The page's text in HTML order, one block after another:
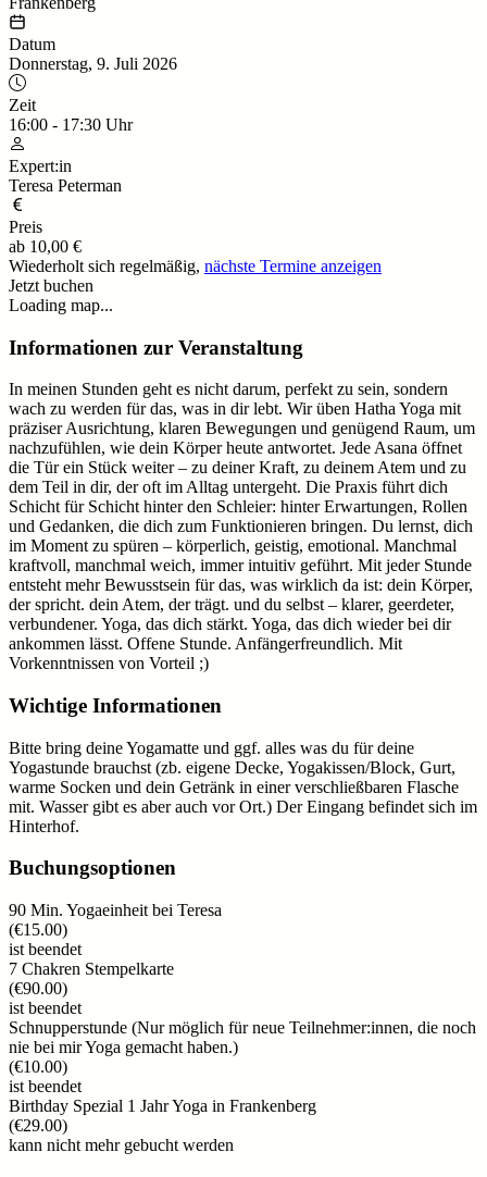
Datum
Donnerstag, 9. Juli 2026
Zeit
16:00 - 17:30 Uhr
Expert:in
Teresa Peterman
Preis
ab 10,00 €
Wiederholt sich regelmäßig, nächste Termine anzeigen
Jetzt buchen
Loading map...
Informationen zur Veranstaltung
In meinen Stunden geht es nicht darum, perfekt zu sein, sondern
wach zu werden für das, was in dir lebt. Wir üben Hatha Yoga mit
präziser Ausrichtung, klaren Bewegungen und genügend Raum, um
nachzufühlen, wie dein Körper heute antwortet. Jede Asana öffnet
die Tür ein Stück weiter – zu deiner Kraft, zu deinem Atem und zu
dem Teil in dir, der oft im Alltag untergeht. Die Praxis führt dich
Schicht für Schicht hinter den Schleier: hinter Erwartungen, Rollen
und Gedanken, die dich zum Funktionieren bringen. Du lernst, dich
im Moment zu spüren – körperlich, geistig, emotional. Manchmal
kraftvoll, manchmal weich, immer intuitiv geführt. Mit jeder Stunde
entsteht mehr Bewusstsein für das, was wirklich da ist: dein Körper,
der spricht. dein Atem, der trägt. und du selbst – klarer, geerdeter,
verbundener. Yoga, das dich stärkt. Yoga, das dich wieder bei dir
ankommen lässt. Offene Stunde. Anfängerfreundlich. Mit
Vorkenntnissen von Vorteil ;)
Wichtige Informationen
Bitte bring deine Yogamatte und ggf. alles was du für deine
Yogastunde brauchst (zb. eigene Decke, Yogakissen/Block, Gurt,
warme Socken und dein Getränk in einer verschließbaren Flasche
mit. Wasser gibt es aber auch vor Ort.) Der Eingang befindet sich im
Hinterhof.
Buchungsoptionen
90 Min. Yogaeinheit bei Teresa
(€15.00)
ist beendet
7 Chakren Stempelkarte
(€90.00)
ist beendet
Schnupperstunde (Nur möglich für neue Teilnehmer:innen, die noch
nie bei mir Yoga gemacht haben.)
(€10.00)
ist beendet
Birthday Spezial 1 Jahr Yoga in Frankenberg
(€29.00)
kann nicht mehr gebucht werden